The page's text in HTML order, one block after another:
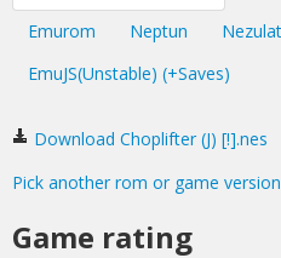
Emurom
Neptun
EmuJS(Unstable) (+Saves)
Download Choplifter (J) [!].nes
Pick another rom or game
Game rating